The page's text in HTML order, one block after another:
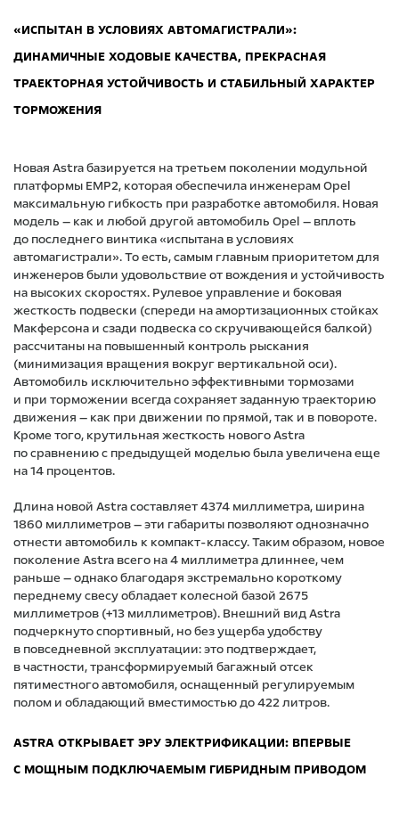
«ИСПЫТАН В УСЛОВИЯХ АВТОМАГИСТРАЛИ»:
ДИНАМИЧНЫЕ ХОДОВЫЕ КАЧЕСТВА, ПРЕКРАСНАЯ
ТРАЕКТОРНАЯ УСТОЙЧИВОСТЬ И СТАБИЛЬНЫЙ ХАРАКТЕР
ТОРМОЖЕНИЯ
Новая Astra базируется на третьем поколении модульной
платформы EMP2, которая обеспечила инженерам Opel
максимальную гибкость при разработке автомобиля. Новая
модель — как и любой другой автомобиль Opel — вплоть
до последнего винтика «испытана в условиях
автомагистрали». То есть, самым главным приоритетом для
инженеров были удовольствие от вождения и устойчивость
на высоких скоростях. Рулевое управление и боковая
жесткость подвески (спереди на амортизационных стойках
Макферсона и сзади подвеска со скручивающейся балкой)
рассчитаны на повышенный контроль рыскания
(минимизация вращения вокруг вертикальной оси).
Автомобиль исключительно эффективными тормозами
и при торможении всегда сохраняет заданную траекторию
движения — как при движении по прямой, так и в повороте.
Кроме того, крутильная жесткость нового Astra
по сравнению с предыдущей моделью была увеличена еще
на 14 процентов.
Длина новой Astra составляет 4374 миллиметра, ширина
1860 миллиметров — эти габариты позволяют однозначно
отнести автомобиль к компакт-классу. Таким образом, новое
поколение Astra всего на 4 миллиметра длиннее, чем
раньше — однако благодаря экстремально короткому
переднему свесу обладает колесной базой 2675
миллиметров (+13 миллиметров). Внешний вид Astra
подчеркнуто спортивный, но без ущерба удобству
в повседневной эксплуатации: это подтверждает,
в частности, трансформируемый багажный отсек
пятиместного автомобиля, оснащенный регулируемым
полом и обладающий вместимостью до 422 литров.
ASTRA ОТКРЫВАЕТ ЭРУ ЭЛЕКТРИФИКАЦИИ: ВПЕРВЫЕ
С МОЩНЫМ ПОДКЛЮЧАЕМЫМ ГИБРИДНЫМ ПРИВОДОМ